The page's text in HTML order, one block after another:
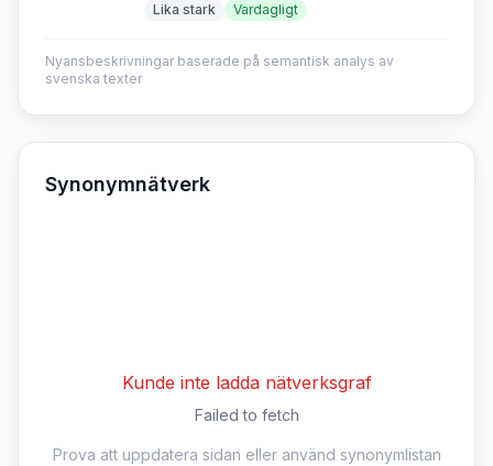
Lika stark Vardagligt
Nyansbeskrivningar baserade på semantisk analys av
svenska texter
Synonymnätverk
Kunde inte ladda nätverksgraf
Failed to fetch
Prova att uppdatera sidan eller använd synonymlistan